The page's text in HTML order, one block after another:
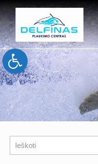
Open toolbar
Paieška